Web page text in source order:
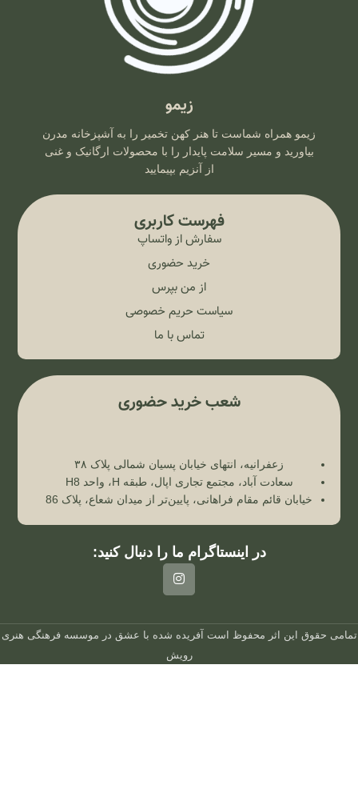
زیمو
زیمو همراه شماست تا هنر کهن تخمیر را به آشپزخانه مدرن
بیاورید و مسیر سلامت پایدار را با محصولات ارگانیک و غنی
از آنزیم بپیمایید
فهرست کاربری
سفارش از واتساپ
خرید حضوری
از من بپرس
سیاست حریم خصوصی
تماس با ما
شعب خرید حضوری
زعفرانیه، انتهای خیابان پسیان شمالی پلاک ۳۸
سعادت آباد، مجتمع تجاری اپال، طبقه H، واحد H8
خیابان قائم مقام فراهانی، پایین‌تر از میدان شعاع، پلاک 86
در اینستاگرام ما را دنبال کنید:
تمامی حقوق این اثر محفوظ است آفریده شده با عشق در موسسه فرهنگی هنری
رویش